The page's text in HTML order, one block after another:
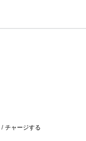
チャージする